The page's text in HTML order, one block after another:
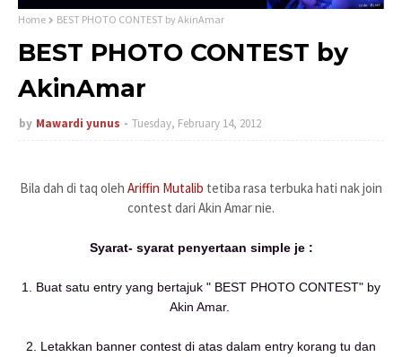
Home BEST PHOTO CONTEST by AkinAmar
BEST PHOTO CONTEST by
AkinAmar
by Mawardi yunus Tuesday, February 14, 2012
Bila dah di taq oleh Ariffin Mutalib tetiba rasa terbuka hati nak join
contest dari Akin Amar nie.
Syarat- syarat penyertaan simple je :
1. Buat satu entry yang bertajuk " BEST PHOTO CONTEST" by
Akin Amar.
2. Letakkan banner contest di atas dalam entry korang tu dan